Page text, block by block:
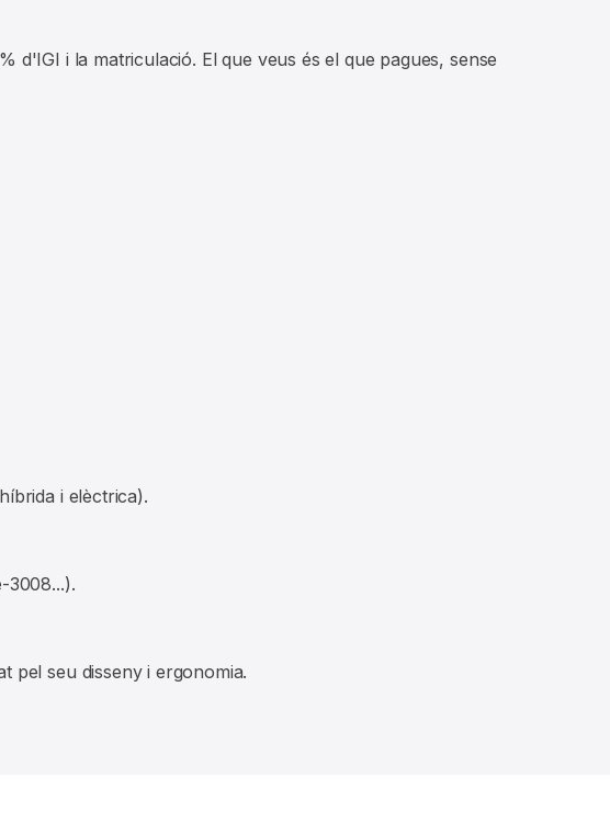
d'IGI i la matriculació. El que veus és el que pagues, sense
i elèctrica).
3008...).
pel seu disseny i ergonomia.